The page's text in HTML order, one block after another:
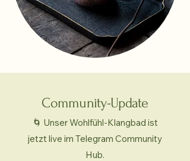
Community-Update
🌀 Unser Wohlfühl-Klangbad ist
jetzt live im Telegram Community
Hub.